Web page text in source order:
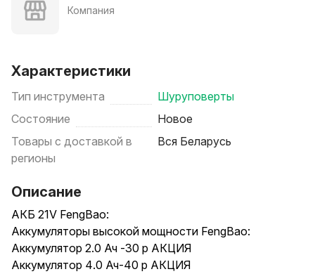
Компания
Характеристики
Тип инструмента
Шуруповерты
Состояние
Новое
Товары с доставкой в
регионы
Вся Беларусь
Описание
АКБ 21V FengBao:
Аккумуляторы высокой мощности FengBao:
Аккумулятор 2.0 Ач -30 р АКЦИЯ
Аккумулятор 4.0 Ач-40 р АКЦИЯ